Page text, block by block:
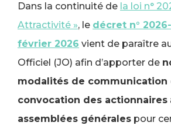
Dans la continuité de la loi n°
Attractivité », le décret n°
février 2026 vient de paraître
Officiel (JO) afin d’apporter de
modalités de communication
convocation des actionnaires
assemblées générales pour